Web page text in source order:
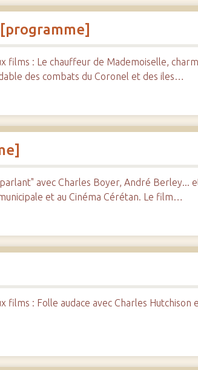
: Le chauffeur de Mademoiselle,
des combats du Coronel et des iles…
avec Charles Boyer, André Berley...
et au Cinéma Cérétan. Le film…
: Folle audace avec Charles